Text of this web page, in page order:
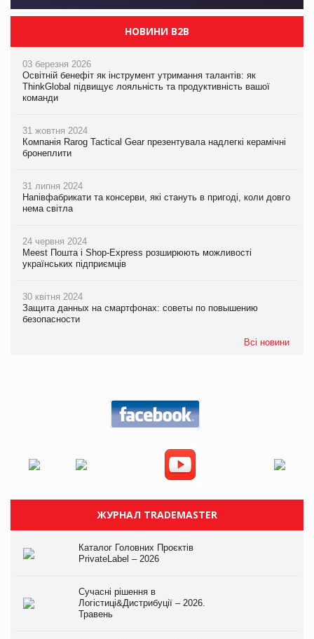
НОВИНИ B2B
03 березня 2026
Освітній бенефіт як інструмент утримання талантів: як
ThinkGlobal підвищує лояльність та продуктивність вашої
команди
31 жовтня 2024
Компанія Rarog Tactical Gear презентувала надлегкі керамічні
бронеплити
31 липня 2024
Напівфабрикати та консерви, які стануть в пригоді, коли довго
нема світла
24 червня 2024
Meest Пошта і Shop-Express розширюють можливості
українських підприємців
30 квітня 2024
Защита данных на смартфонах: советы по повышению
безопасности
Всі новини
ЖУРНАЛ TRADEMASTER
Каталог Головних Проєктів
PrivateLabel – 2026
Сучасні рішення в
Логістиці&Дистрибуції – 2026.
Травень